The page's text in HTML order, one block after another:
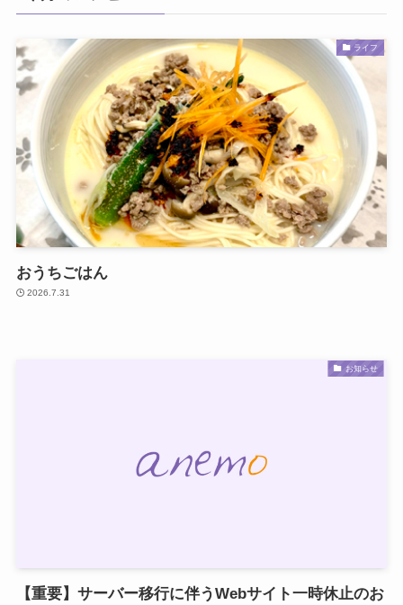
ライフ
おうちごはん
2026.7.31
お知らせ
【重要】サーバー移行に伴うWebサイト一時休止のお